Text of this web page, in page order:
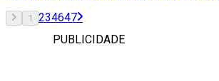
1 234647
PUBLICIDADE